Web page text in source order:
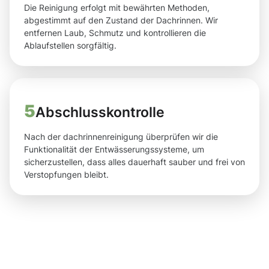
Die Reinigung erfolgt mit bewährten Methoden,
abgestimmt auf den Zustand der Dachrinnen. Wir
entfernen Laub, Schmutz und kontrollieren die
Ablaufstellen sorgfältig.
5Abschlusskontrolle
Nach der dachrinnenreinigung überprüfen wir die
Funktionalität der Entwässerungssysteme, um
sicherzustellen, dass alles dauerhaft sauber und frei von
Verstopfungen bleibt.